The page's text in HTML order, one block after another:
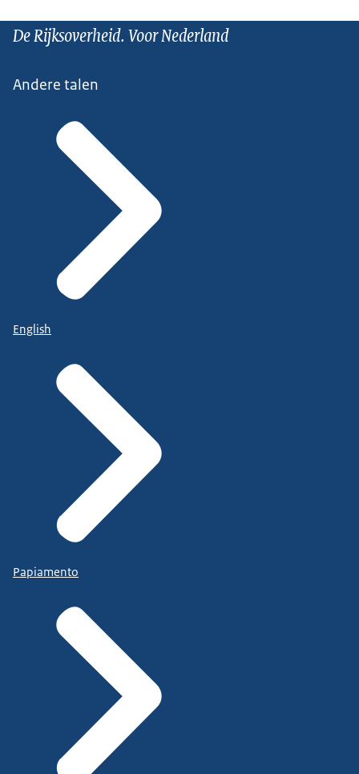
De Rijksoverheid. Voor Nederland
Andere talen
English
Papiamento